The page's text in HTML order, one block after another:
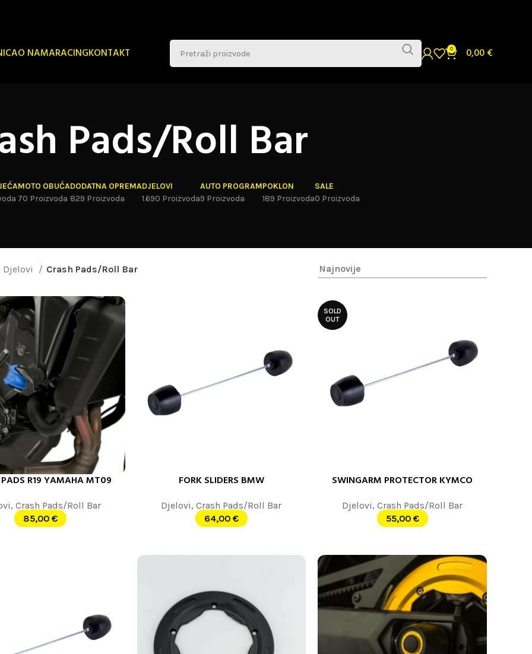
O NAMARACINGKONTAKT 0 0,00€
Pads/Roll Bar
MOTO OBUĆA
70 Proizvoda
DODATNA OPREMA
829 Proizvoda
DJELOVI
1.690 Proizvoda
AUTO PROGRAM
9 Proizvoda
POKLON
189 Proizvoda
SALE
0 Proizvoda
Djelovi Crash Pads/Roll Bar
PADS R19 YAMAHA MT09
, Crash Pads/Roll Bar
85,00€
DODAJ U KORPUFORK SLIDERS BMW
Djelovi,Crash Pads/Roll Bar
64,00 €
SOLD
OUT
PROČITAJTE JOŠ
SWINGARM PROTECTOR KYMCO
Djelovi,Crash Pads/Roll Bar
55,00 €